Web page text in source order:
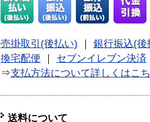
売掛取引(後払い)
銀行振込(後
換宅配便
セブンイレブン決済
⇒支払方法について詳しくはこ
送料について